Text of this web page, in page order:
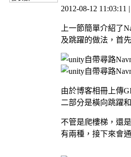
2012-08-12 11:03:11
上一節簡單介紹了
及跳躍的做法，首
由於博客相冊上傳
二部分是橫向跳躍
不管是爬樓梯，還
有兩種，接下來會